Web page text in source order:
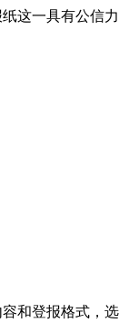
这一具有公信
和登报格式，